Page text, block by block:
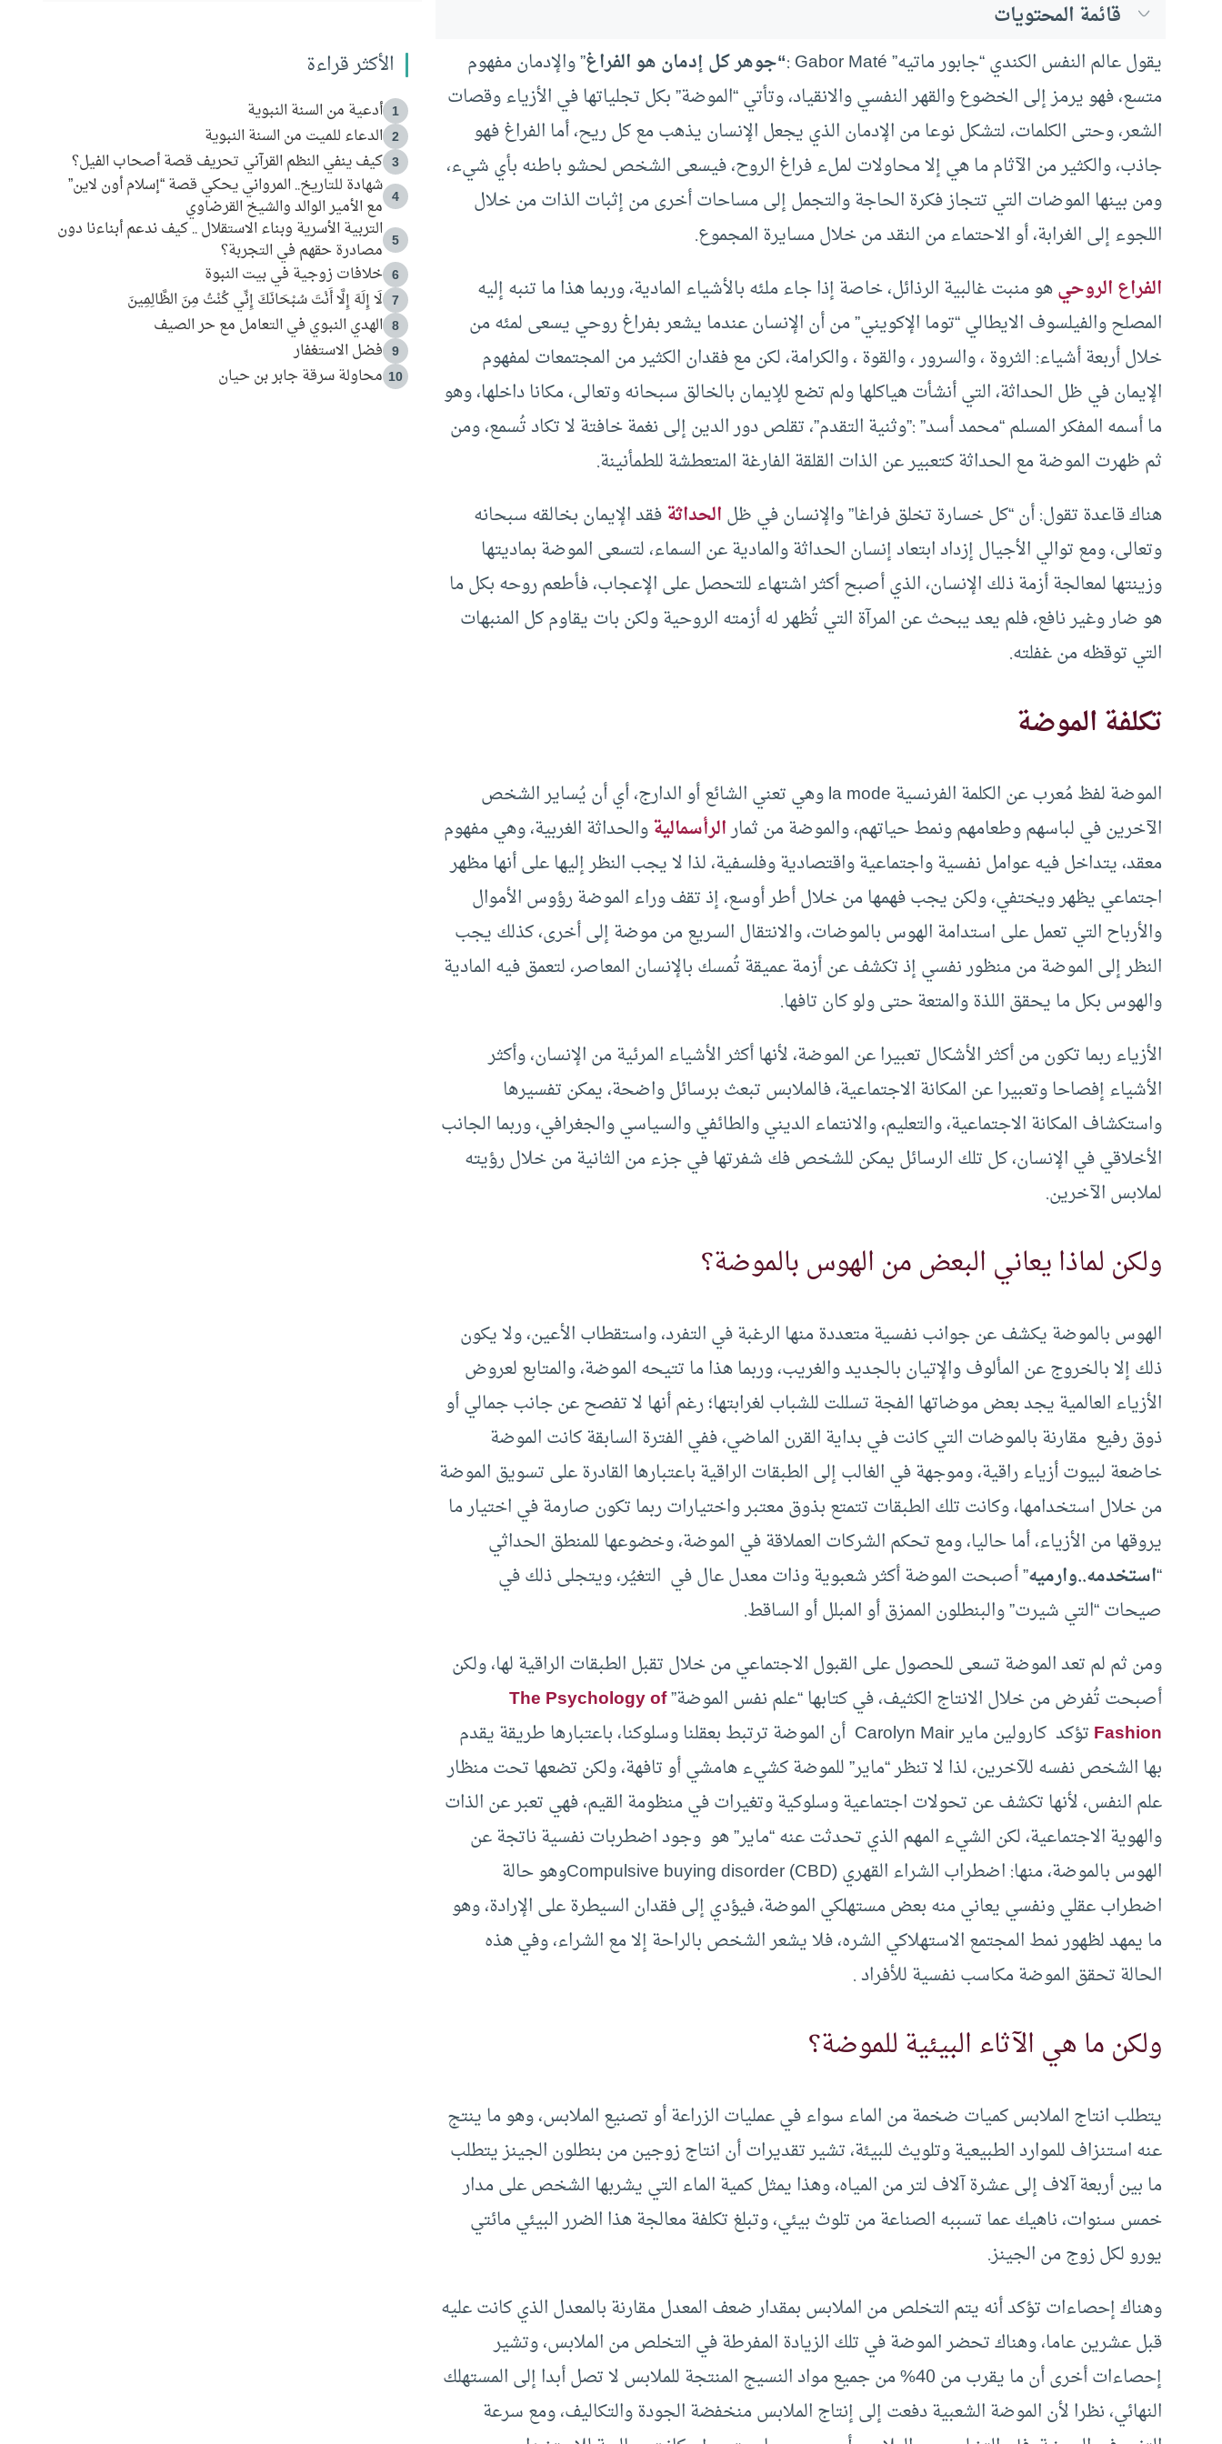
قائمة المحتويات
يقول عالم النفس الكندي “جابور ماتيه” Gabor Maté : “جوهر كل إدمان هو الفراغ” والإدمان مفهوم
متسع، فهو يرمز إلى الخضوع والقهر النفسي والانقياد، وتأتي “الموضة” بكل تجلياتها في الأزياء وقصات
الشعر، وحتى الكلمات، لتشكل نوعا من الإدمان الذي يجعل الإنسان يذهب مع كل ريح، أما الفراغ فهو
جاذب، والكثير من الآثام ما هي إلا محاولات لملء فراغ الروح، فيسعى الشخص لحشو باطنه بأي شيء،
ومن بينها الموضات التي تتجاز فكرة الحاجة والتجمل إلى مساحات أخرى من إثبات الذات من خلال
اللجوء إلى الغرابة، أو الاحتماء من النقد من خلال مسايرة المجموع.
الفراع الروحيهو منبت غالبية الرذائل، خاصة إذا جاء ملئه بالأشياء المادية، وربما هذا ما تنبه إليه
المصلح والفيلسوف الايطالي “توما الإكويني” من أن الإنسان عندما يشعر بفراغ روحي يسعى لمئه من
خلال أربعة أشياء: الثروة ، والسرور ، والقوة ، والكرامة، لكن مع فقدان الكثير من المجتمعات لمفهوم
الإيمان في ظل الحداثة، التي أنشأت هياكلها ولم تضع للإيمان بالخالق سبحانه وتعالى، مكانا داخلها، وهو
ما أسمه المفكر المسلم “محمد أسد” :”وثنية التقدم”، تقلص دور الدين إلى نغمة خافتة لا تكاد تُسمع، ومن
ثم ظهرت الموضة مع الحداثة كتعبير عن الذات القلقة الفارغة المتعطشة للطمأنينة.
هناك قاعدة تقول: أن “كل خسارة تخلق فراغا” والإنسان في ظلالحداثةفقد الإيمان بخالقه سبحانه
وتعالى، ومع توالي الأجيال إزداد ابتعاد إنسان الحداثة والمادية عن السماء، لتسعى الموضة بماديتها
وزينتها لمعالجة أزمة ذلك الإنسان، الذي أصبح أكثر اشتهاء للتحصل على الإعجاب، فأطعم روحه بكل ما
هو ضار وغير نافع، فلم يعد يبحث عن المرآة التي تُظهر له أزمته الروحية ولكن بات يقاوم كل المنبهات
التي توقظه من غفلته.
تكلفة الموضة
الموضة لفظ مُعرب عن الكلمة الفرنسية la mode وهي تعني الشائع أو الدارج، أي أن يُساير الشخص
الآخرين في لباسهم وطعامهم ونمط حياتهم، والموضة من ثمارالرأسماليةوالحداثة الغربية، وهي مفهوم
معقد، يتداخل فيه عوامل نفسية واجتماعية واقتصادية وفلسفية، لذا لا يجب النظر إليها على أنها مظهر
اجتماعي يظهر ويختفي، ولكن يجب فهمها من خلال أطر أوسع، إذ تقف وراء الموضة رؤوس الأموال
والأرباح التي تعمل على استدامة الهوس بالموضات، والانتقال السريع من موضة إلى أخرى، كذلك يجب
النظر إلى الموضة من منظور نفسي إذ تكشف عن أزمة عميقة تُمسك بالإنسان المعاصر، لتعمق فيه المادية
والهوس بكل ما يحقق اللذة والمتعة حتى ولو كان تافها.
الأزياء ربما تكون من أكثر الأشكال تعبيرا عن الموضة، لأنها أكثر الأشياء المرئية من الإنسان، وأكثر
الأشياء إفصاحا وتعبيرا عن المكانة الاجتماعية، فالملابس تبعث برسائل واضحة، يمكن تفسيرها
واستكشاف المكانة الاجتماعية، والتعليم، والانتماء الديني والطائفي والسياسي والجغرافي، وربما الجانب
الأخلاقي في الإنسان، كل تلك الرسائل يمكن للشخص فك شفرتها في جزء من الثانية من خلال رؤيته
لملابس الآخرين.
ولكن لماذا يعاني البعض من الهوس بالموضة؟
الهوس بالموضة يكشف عن جوانب نفسية متعددة منها الرغبة في التفرد، واستقطاب الأعين، ولا يكون
ذلك إلا بالخروج عن المألوف والإتيان بالجديد والغريب، وربما هذا ما تتيحه الموضة، والمتابع لعروض
الأزياء العالمية يجد بعض موضاتها الفجة تسللت للشباب لغرابتها؛ رغم أنها لا تفصح عن جانب جمالي أو
ذوق رفيع مقارنة بالموضات التي كانت في بداية القرن الماضي، ففي الفترة السابقة كانت الموضة
خاضعة لبيوت أزياء راقية، وموجهة في الغالب إلى الطبقات الراقية باعتبارها القادرة على تسويق الموضة
من خلال استخدامها، وكانت تلك الطبقات تتمتع بذوق معتبر واختيارات ربما تكون صارمة في اختيار ما
يروقها من الأزياء، أما حاليا، ومع تحكم الشركات العملاقة في الموضة، وخضوعها للمنطق الحداثي
“استخدمه..وارميه” أصبحت الموضة أكثر شعبوية وذات معدل عال في التغيُر، ويتجلى ذلك في
صيحات “التي شيرت” والبنطلون الممزق أو المبلل أو الساقط.
ومن ثم لم تعد الموضة تسعى للحصول على القبول الاجتماعي من خلال تقبل الطبقات الراقية لها، ولكن
أصبحت تُفرض من خلال الانتاج الكثيف، في كتابها “علم نفس الموضة”The Psychology of
Fashion
تؤكد كارولين ماير Carolyn Mair أن الموضة ترتبط بعقلنا وسلوكنا، باعتبارها طريقة يقدم
بها الشخص نفسه للآخرين، لذا لا تنظر “ماير” للموضة كشيء هامشي أو تافهة، ولكن تضعها تحت منظار
علم النفس، لأنها تكشف عن تحولات اجتماعية وسلوكية وتغيرات في منظومة القيم، فهي تعبر عن الذات
والهوية الاجتماعية، لكن الشيء المهم الذي تحدثت عنه “ماير” هو وجود اضطربات نفسية ناتجة عن
الهوس بالموضة، منها: اضطراب الشراء القهري (CBD) Compulsive buying disorderوهو حالة
اضطراب عقلي ونفسي يعاني منه بعض مستهلكي الموضة، فيؤدي إلى فقدان السيطرة على الإرادة، وهو
ما يمهد لظهور نمط المجتمع الاستهلاكي الشره، فلا يشعر الشخص بالراحة إلا مع الشراء، وفي هذه
الحالة تحقق الموضة مكاسب نفسية للأفراد .
ولكن ما هي الآثاء البيئية للموضة؟
يتطلب انتاج الملابس كميات ضخمة من الماء سواء في عمليات الزراعة أو تصنيع الملابس، وهو ما ينتج
عنه استنزاف للموارد الطبيعية وتلويث للبيئة، تشير تقديرات أن انتاج زوجين من بنطلون الجينز يتطلب
ما بين أربعة آلاف إلى عشرة آلاف لتر من المياه، وهذا يمثل كمية الماء التي يشربها الشخص على مدار
خمس سنوات، ناهيك عما تسببه الصناعة من تلوث بيئي، وتبلغ تكلفة معالجة هذا الضرر البيئي مائتي
يورو لكل زوج من الجينز.
وهناك إحصاءات تؤكد أنه يتم التخلص من الملابس بمقدار ضعف المعدل مقارنة بالمعدل الذي كانت عليه
قبل عشرين عاما، وهناك تحضر الموضة في تلك الزيادة المفرطة في التخلص من الملابس، وتشير
إحصاءات أخرى أن ما يقرب من 40% من جميع مواد النسيج المنتجة للملابس لا تصل أبدا إلى المستهلك
النهائي، نظرا لأن الموضة الشعبية دفعت إلى إنتاج الملابس منخفضة الجودة والتكاليف، ومع سرعة
الأكثر قراءة
1 أدعية من السنة النبوية
2 الدعاء للميت من السنة النبوية
3 كيف ينفي النظم القرآني تحريف قصة أصحاب الفيل؟
4
شهادة للتاريخ.. المرواني يحكي قصة “إسلام أون لاين”
مع الأمير الوالد والشيخ القرضاوي
5
التربية الأسرية وبناء الاستقلال .. كيف ندعم أبناءنا دون
مصادرة حقهم في التجربة؟
6 خلافات زوجية في بيت النبوة
7 لَا إِلَهَ إِلَّا أَنْتَ سُبْحَانَكَ إِنِّي كُنْتُ مِنَ الظَّالِمِينَ
8 الهدي النبوي في التعامل مع حر الصيف
9 فضل الاستغفار
10 محاولة سرقة جابر بن حيان